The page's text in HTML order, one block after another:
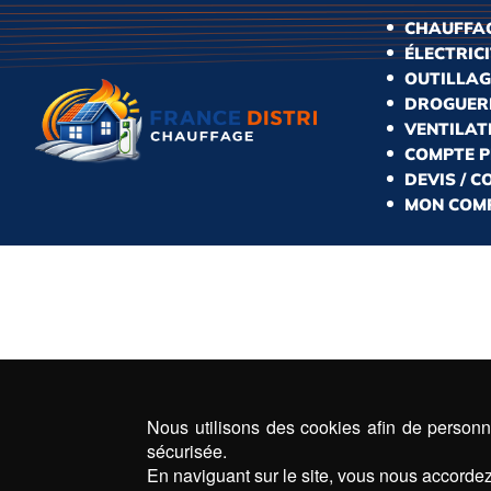
COMPTE
DEVIS /
MON
Nous utilisons des cookies afin de
sécurisée.
En naviguant sur le site, vous nous